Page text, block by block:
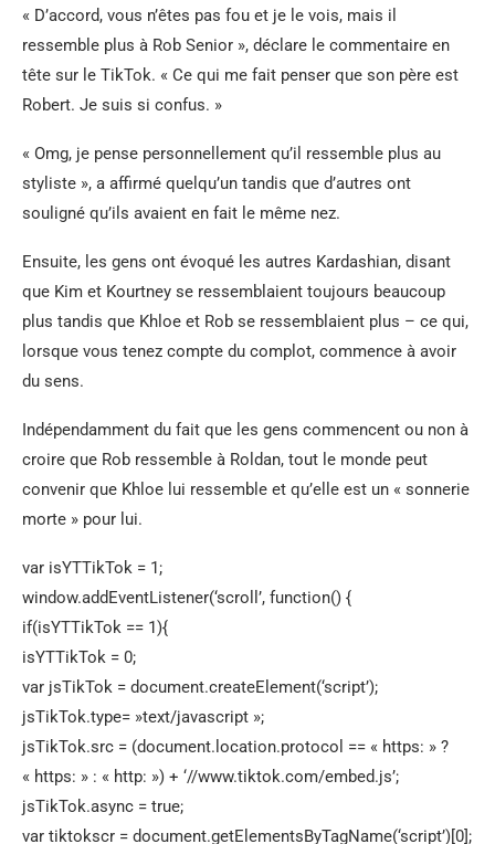
« D’accord, vous n’êtes pas fou et je le vois, mais il
ressemble plus à Rob Senior », déclare le commentaire en
tête sur le TikTok. « Ce qui me fait penser que son père est
Robert. Je suis si confus. »
« Omg, je pense personnellement qu’il ressemble plus au
styliste », a affirmé quelqu’un tandis que d’autres ont
souligné qu’ils avaient en fait le même nez.
Ensuite, les gens ont évoqué les autres Kardashian, disant
que Kim et Kourtney se ressemblaient toujours beaucoup
plus tandis que Khloe et Rob se ressemblaient plus – ce qui,
lorsque vous tenez compte du complot, commence à avoir
du sens.
Indépendamment du fait que les gens commencent ou non à
croire que Rob ressemble à Roldan, tout le monde peut
convenir que Khloe lui ressemble et qu’elle est un « sonnerie
morte » pour lui.
var isYTTikTok = 1;
window.addEventListener(‘scroll’, function() {
if(isYTTikTok == 1){
isYTTikTok = 0;
var jsTikTok = document.createElement(‘script’);
jsTikTok.type= »text/javascript »;
jsTikTok.src = (document.location.protocol == « https: » ?
« https: » : « http: ») + ‘//www.tiktok.com/embed.js’;
jsTikTok.async = true;
var tiktokscr = document.getElementsByTagName(‘script’)[0];